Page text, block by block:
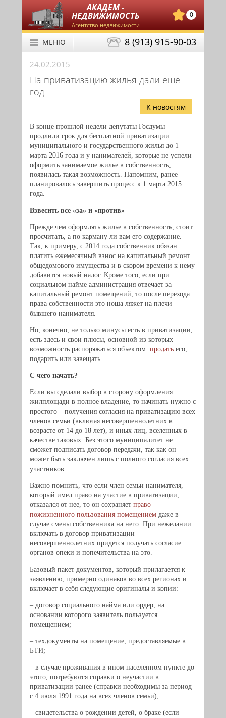
АКАДЕМ -
НЕДВИЖИМОСТЬ
Агентство недвижимости
0
8 (913) 915-90-03
МЕНЮ
24.02.2015
На приватизацию жилья дали еще
год
К новостям
В конце прошлой недели депутаты Госдумы
продлили срок для бесплатной приватизации
муниципального и государственного жилья до 1
марта 2016 года и у нанимателей, которые не успели
оформить занимаемое жилье в собственность,
появилась такая возможность. Напомним, ранее
планировалось завершить процесс к 1 марта 2015
года.
Взвесить все «за» и «против»
Прежде чем оформлять жилье в собственность, стоит
просчитать, а по карману ли вам его содержание.
Так, к примеру, с 2014 года собственник обязан
платить ежемесячный взнос на капитальный ремонт
общедомового имущества и в скором времени к нему
добавится новый налог. Кроме того, если при
социальном найме администрация отвечает за
капитальный ремонт помещений, то после перехода
права собственности это ноша ляжет на плечи
бывшего нанимателя.
Но, конечно, не только минусы есть в приватизации,
есть здесь и свои плюсы, основной из которых –
возможность распоряжаться объектом: продать его,
подарить или завещать.
С чего начать?
Если вы сделали выбор в сторону оформления
жилплощади в полное владение, то начинать нужно с
простого – получения согласия на приватизацию всех
членов семьи (включая несовершеннолетних в
возрасте от 14 до 18 лет), и иных лиц, вселенных в
качестве таковых. Без этого муниципалитет не
сможет подписать договор передачи, так как он
может быть заключен лишь с полного согласия всех
участников.
Важно помнить, что если член семьи нанимателя,
который имел право на участие в приватизации,
отказался от нее, то он сохраняет право
пожизненного пользования помещением даже в
случае смены собственника на него. При нежелании
включать в договор приватизации
несовершеннолетних придется получать согласие
органов опеки и попечительства на это.
Базовый пакет документов, который прилагается к
заявлению, примерно одинаков во всех регионах и
включает в себя следующие оригиналы и копии:
– договор социального найма или ордер, на
основании которого заявитель пользуется
помещением;
– техдокументы на помещение, предоставляемые в
БТИ;
– в случае проживания в ином населенном пункте до
этого, потребуются справки о неучастии в
приватизации ранее (справки необходимы за период
с 4 июля 1991 года на всех членов семьи);
– свидетельства о рождении детей, о браке (если